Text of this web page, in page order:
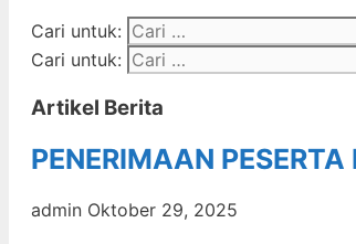
Cari untuk:
Cari untuk:
Artikel Berita
PENERIMAAN
admin Oktober 29, 2025